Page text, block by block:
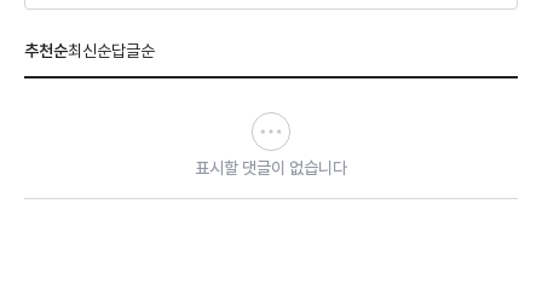
추천순최신순답글순
표시할 댓글이 없습니다